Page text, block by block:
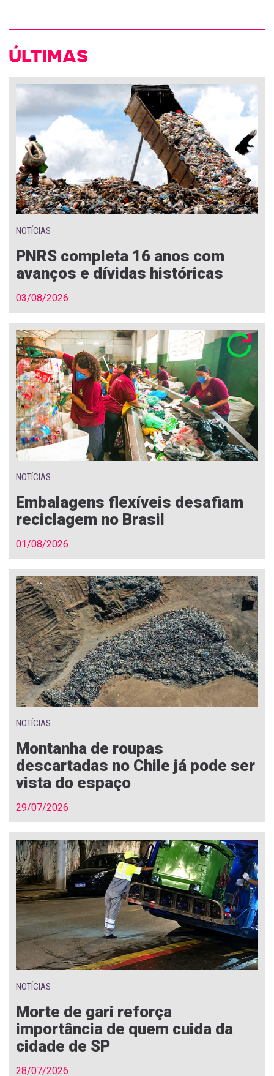
ÚLTIMAS
NOTÍCIAS
PNRS completa 16 anos com
avanços e dívidas históricas
03/08/2026
NOTÍCIAS
Embalagens flexíveis desafiam
reciclagem no Brasil
01/08/2026
NOTÍCIAS
Montanha de roupas
descartadas no Chile já pode ser
vista do espaço
29/07/2026
NOTÍCIAS
Morte de gari reforça
importância de quem cuida da
cidade de SP
28/07/2026